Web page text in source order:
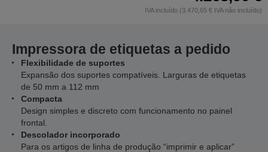
IVA incluído (3.470,65 € IVA não incluído)
Impressora de etiquetas a pedido
Flexibilidade de suportes
Expansão dos suportes compatíveis. Larguras de etiquetas
de 50 mm a 112 mm
Compacta
Design simples e discreto com funcionamento no painel
frontal.
Descolador incorporado
Para os artigos de linha de produção “imprimir e aplicar”